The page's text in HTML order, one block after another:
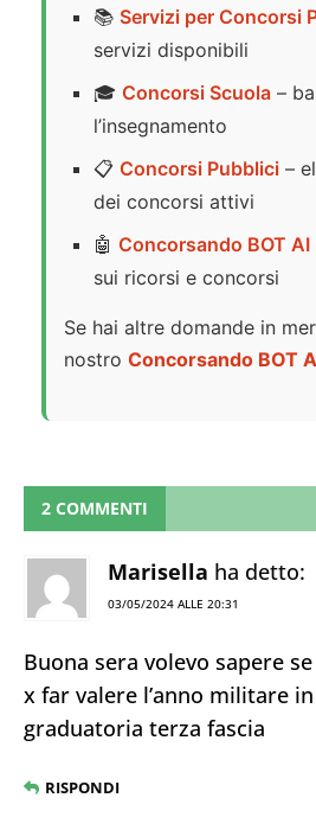
📚 Servizi per Concorsi
servizi disponibili
🎓 Concorsi Scuola –
l’insegnamento
📋 Concorsi Pubblici –
dei concorsi attivi
🤖 Concorsando BOT AI
sui ricorsi e concorsi
Se hai altre domande in
nostro Concorsando BOT
2 COMMENTI
Marisella ha detto:
03/05/2024 ALLE 20:31
Buona sera volevo sapere
x far valere l’anno militare
graduatoria terza fascia
RISPONDI